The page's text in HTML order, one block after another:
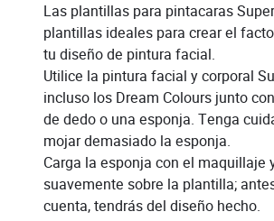
Las plantillas para pintacaras
plantillas ideales para crear el
tu diseño de pintura facial.
Utilice la pintura facial y corporal
incluso los Dream Colours junto
de dedo o una esponja. Tenga
mojar demasiado la esponja.
Carga la esponja con el maquillaje
suavemente sobre la plantilla;
cuenta, tendrás del diseño hecho.